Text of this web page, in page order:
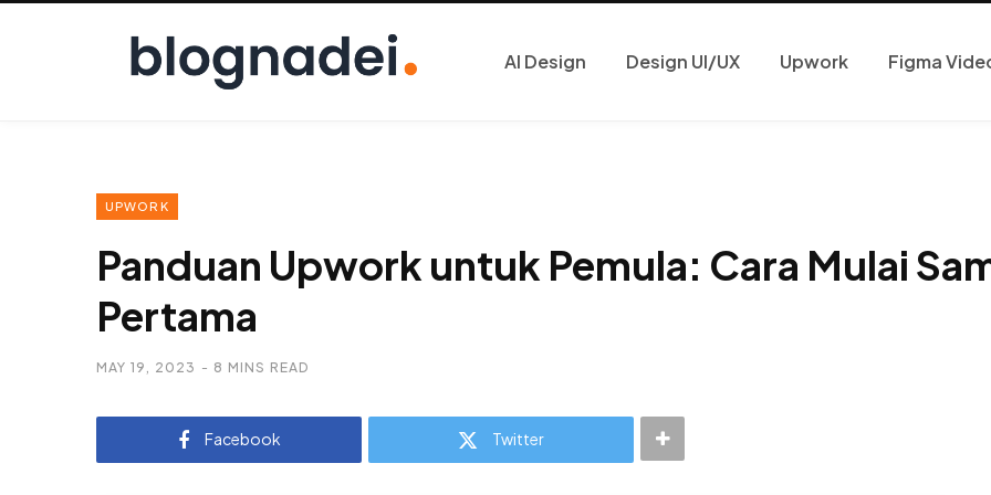
AI Design Design UI/UX Upwork Figma
UPWORK
Panduan Upwork untuk Pemula: Cara Mulai
Pertama
MAY 19, 2023 8 MINS READ
Facebook Twitter